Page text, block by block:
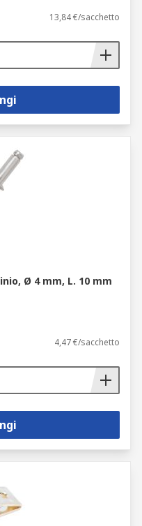
13,84 €/sacchetto
Ø 4 mm, L. 10 mm
4,47 €/sacchetto